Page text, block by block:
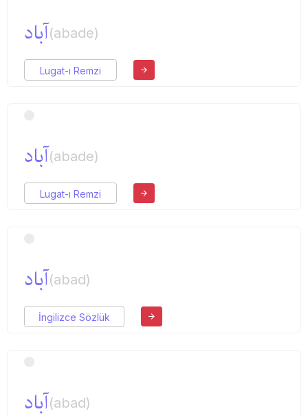
آباد(abade)
Lugat-ı Remzi
آباد(abade)
Lugat-ı Remzi
آباد(abad)
İngilizce Sözlük
آباد(abad)